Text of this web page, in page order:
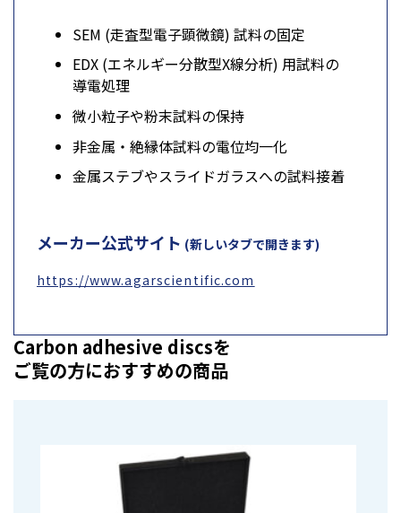
SEM (走査型電子顕微鏡) 試料の固定
EDX (エネルギー分散型X線分析) 用試料の
導電処理
微小粒子や粉末試料の保持
非金属・絶縁体試料の電位均一化
金属ステブやスライドガラスへの試料接着
メーカー公式サイト (新しいタブで開きます)
https://www.agarscientific.com
Carbon adhesive discsを
ご覧の方におすすめの商品